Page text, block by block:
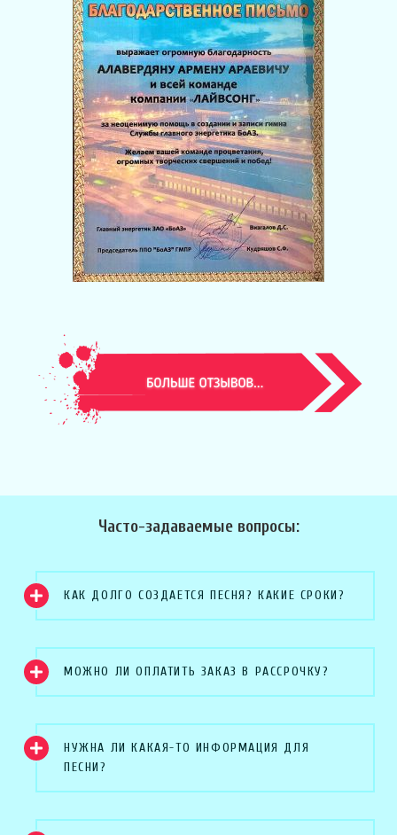
Часто-задаваемые вопросы:
КАК ДОЛГО СОЗДАЕТСЯ ПЕСНЯ? КАКИЕ СРОКИ?
МОЖНО ЛИ ОПЛАТИТЬ ЗАКАЗ В РАССРОЧКУ?
НУЖНА ЛИ КАКАЯ-ТО ИНФОРМАЦИЯ ДЛЯ
ПЕСНИ?